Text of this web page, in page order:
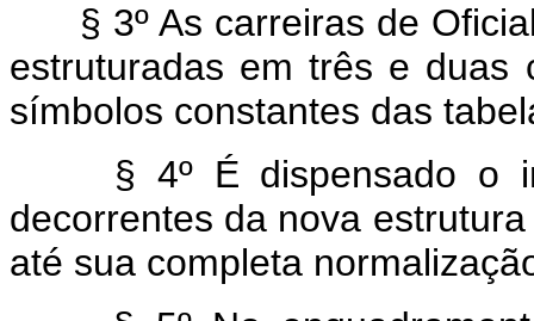
§ 3º As carreiras de
estruturadas em três e duas
símbolos constantes das
§ 4º É dispensado o
decorrentes da nova
até sua completa